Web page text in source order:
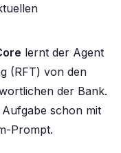
lernt der Agent
(RFT) von den
der Bank.
schon mit
Prompt.